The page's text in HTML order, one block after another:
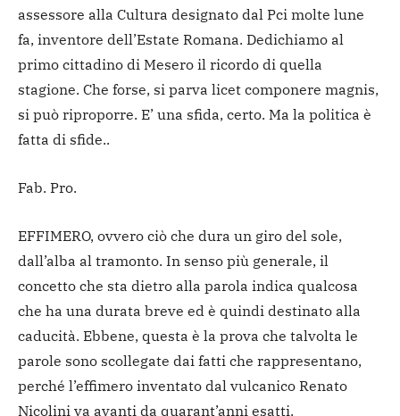
assessore alla Cultura designato dal Pci molte lune
fa, inventore dell’Estate Romana. Dedichiamo al
primo cittadino di Mesero il ricordo di quella
stagione. Che forse, si parva licet componere magnis,
si può riproporre. E’ una sfida, certo. Ma la politica è
fatta di sfide..
Fab. Pro.
EFFIMERO, ovvero ciò che dura un giro del sole,
dall’alba al tramonto. In senso più generale, il
concetto che sta dietro alla parola indica qualcosa
che ha una durata breve ed è quindi destinato alla
caducità. Ebbene, questa è la prova che talvolta le
parole sono scollegate dai fatti che rappresentano,
perché l’effimero inventato dal vulcanico Renato
Nicolini va avanti da quarant’anni esatti.